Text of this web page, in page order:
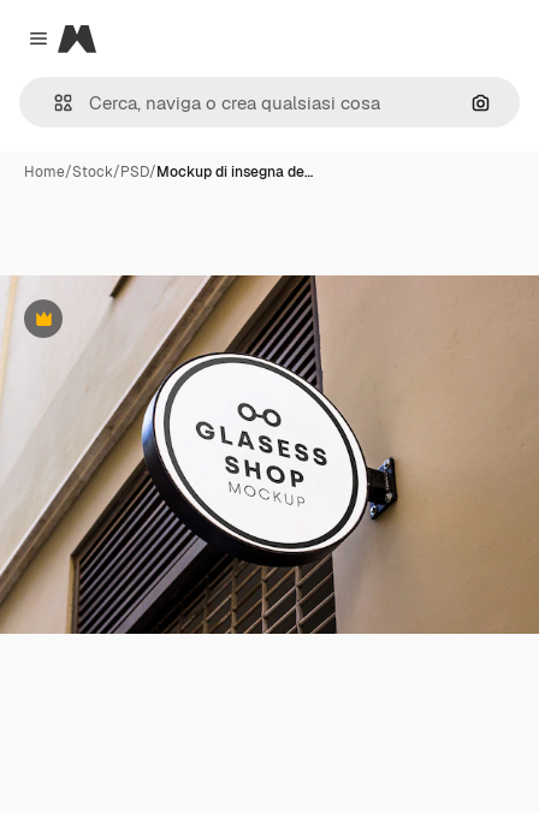
Close menu
Magnific
Cerca
Home/Stock/PSD/Mockup di insegna de…
Premium